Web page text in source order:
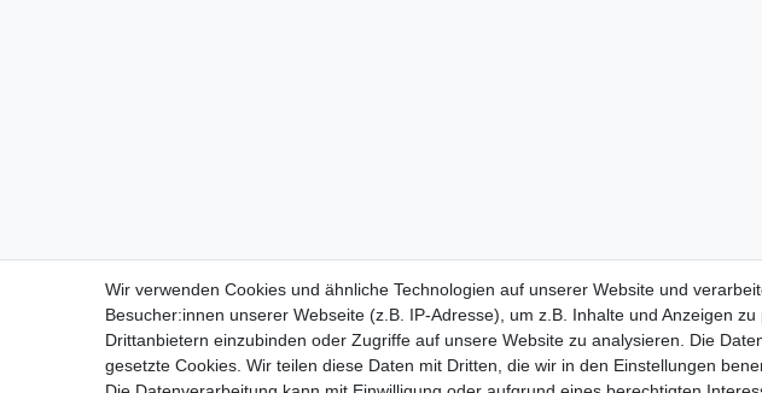
Impressum Daten­schutz­erklärung
Wir verwenden Cookies und ähnliche Technologien auf unserer Website und
Besucher:innen unserer Webseite (z.B. IP-Adresse), um z.B. Inhalte und Anzeigen
Drittanbietern einzubinden oder Zugriffe auf unsere Website zu analysieren. Die
gesetzte Cookies. Wir teilen diese Daten mit Dritten, die wir in den Einstellungen